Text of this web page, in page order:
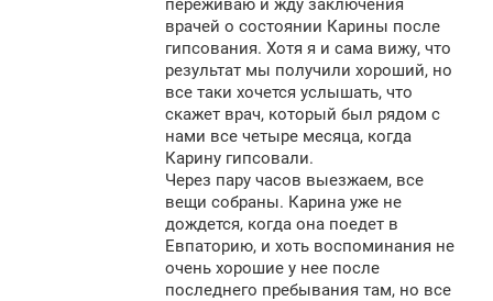
переживаю и жду заключения
врачей о состоянии Карины после
гипсования. Хотя я и сама вижу, что
результат мы получили хороший, но
все таки хочется услышать, что
скажет врач, который был рядом с
нами все четыре месяца, когда
Карину гипсовали.
Через пару часов выезжаем, все
вещи собраны. Карина уже не
дождется, когда она поедет в
Евпаторию, и хоть воспоминания не
очень хорошие у нее после
последнего пребывания там, но все